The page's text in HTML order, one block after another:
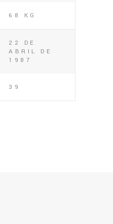
68 KG
22 DE
ABRIL DE
1987
39